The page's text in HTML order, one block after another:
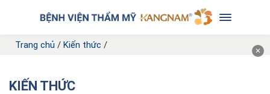
Trang chủ / Kiến thức /
KIẾN THỨC
✕